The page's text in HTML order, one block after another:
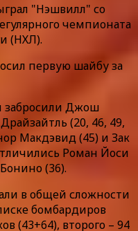
"Нэшвилл" со
чемпионата
(НХЛ).
первую шайбу за
забросили Джош
(20, 46, 49,
Макдэвид (45) и Зак
Роман Йоси
(36).
в общей сложности
бомбардиров
(43+64), второго – 94